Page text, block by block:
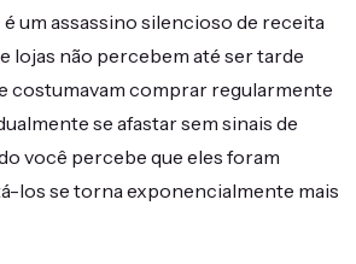
um assassino silencioso de receita
lojas não percebem até ser tarde
costumavam comprar regularmente
se afastar sem sinais de
você percebe que eles foram
los se torna exponencialmente mais